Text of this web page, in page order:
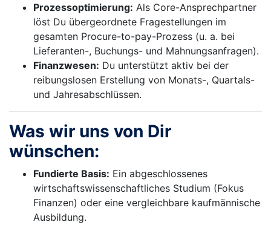
Prozessoptimierung: Als Core-Ansprechpartner
löst Du übergeordnete Fragestellungen im
gesamten Procure-to-pay-Prozess (u. a. bei
Lieferanten-, Buchungs- und Mahnungsanfragen).
Finanzwesen: Du unterstützt aktiv bei der
reibungslosen Erstellung von Monats-, Quartals-
und Jahresabschlüssen.
Was wir uns von Dir
wünschen:
Fundierte Basis: Ein abgeschlossenes
wirtschaftswissenschaftliches Studium (Fokus
Finanzen) oder eine vergleichbare kaufmännische
Ausbildung.